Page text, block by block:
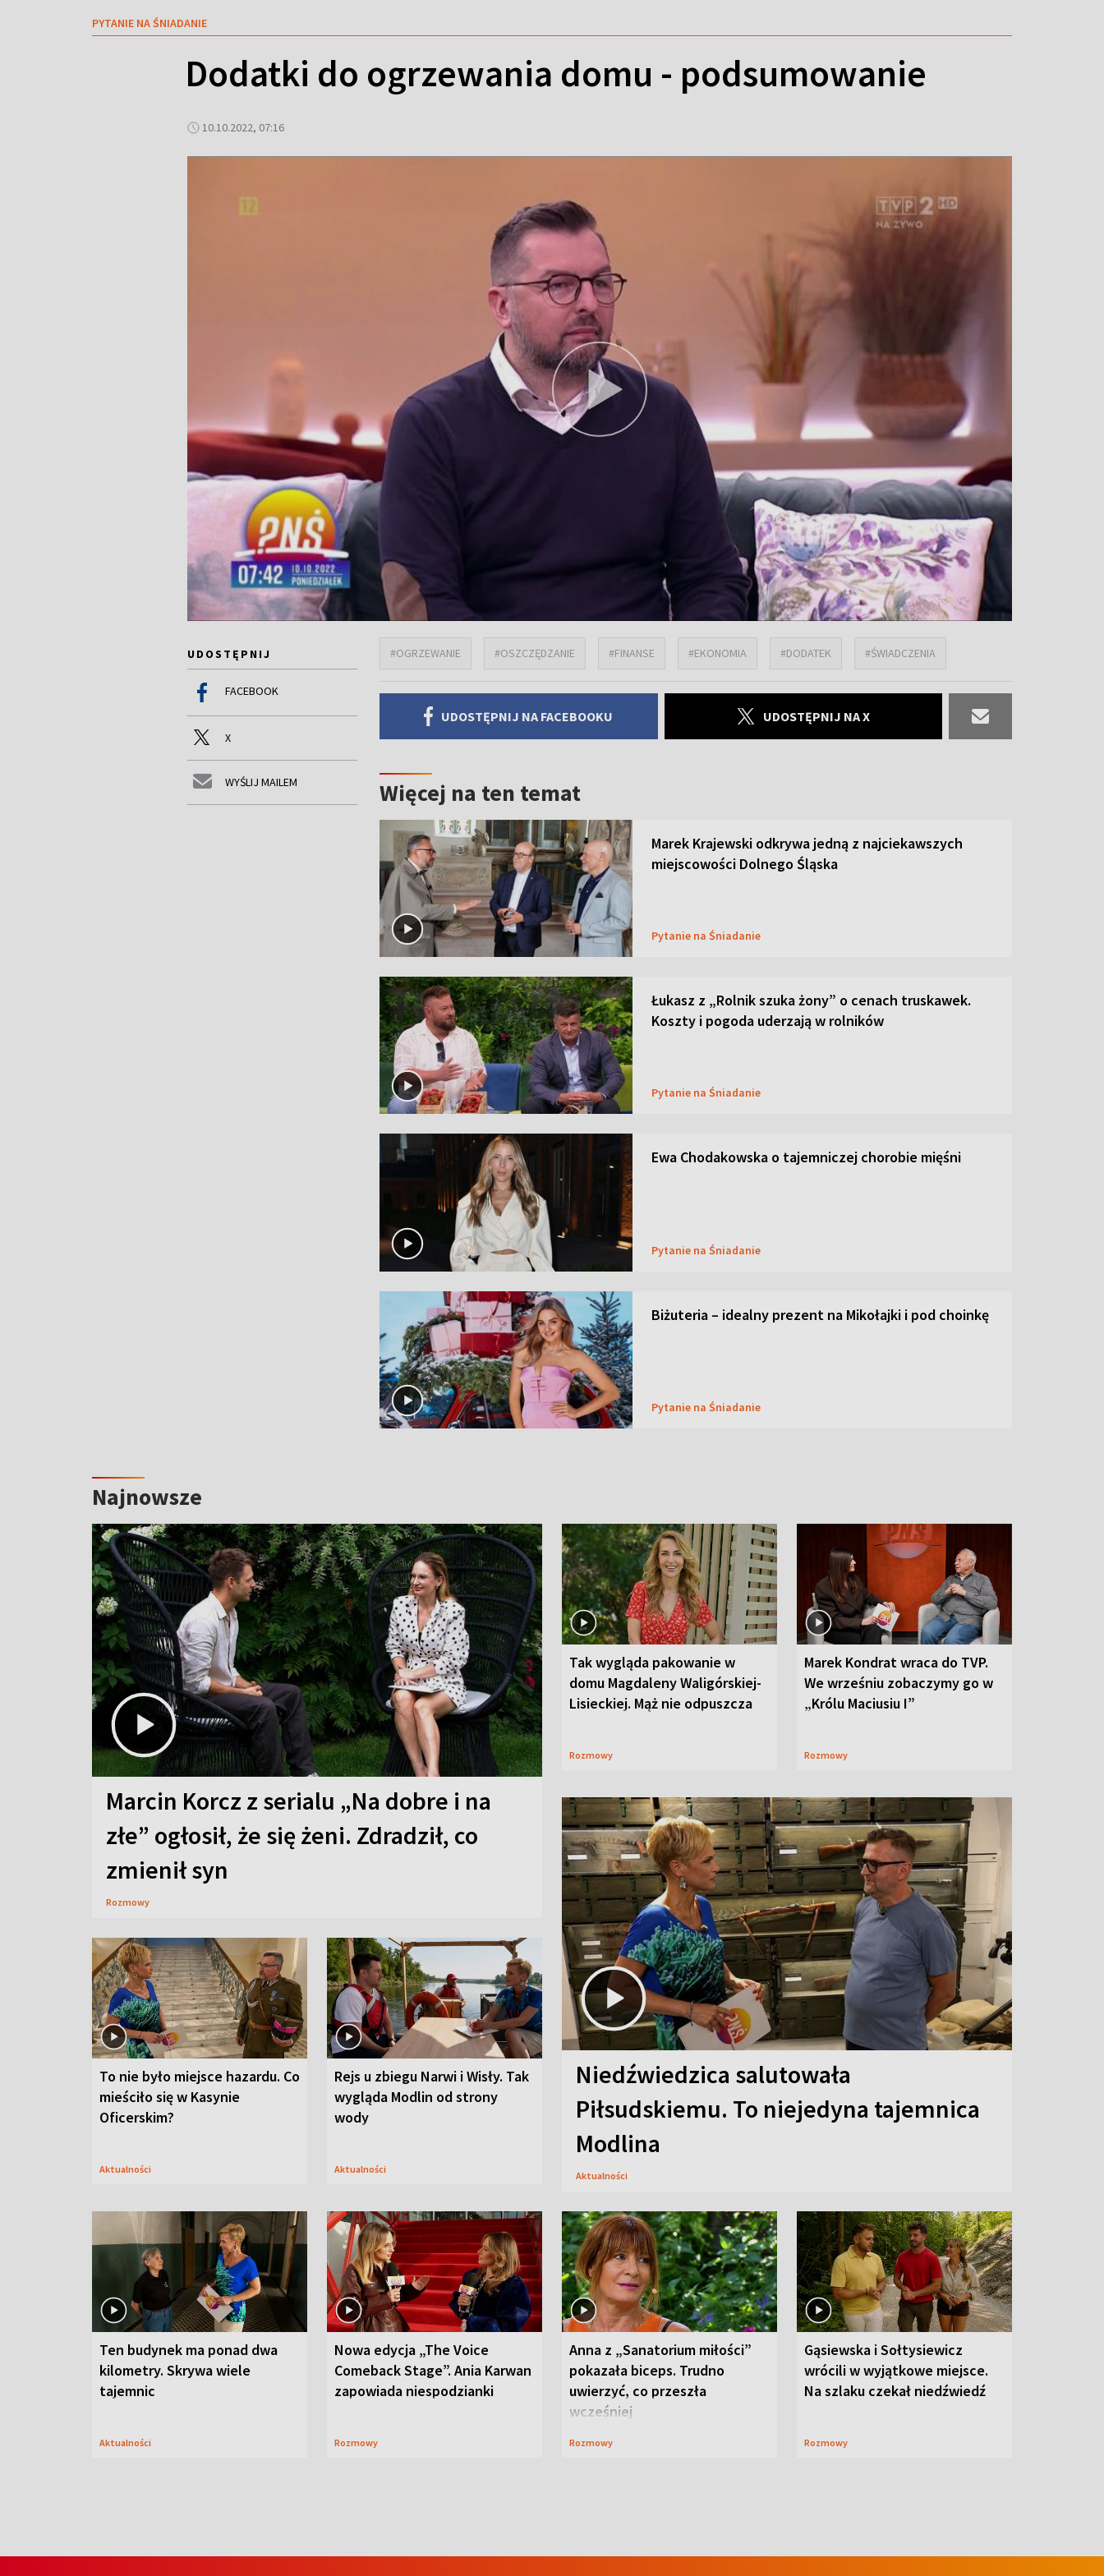
PYTANIE NA ŚNIADANIE
Dodatki do ogrzewania domu - podsumowanie
10.10.2022, 07:16
UDOSTĘPNIJ
FACEBOOK
X
WYŚLIJ MAILEM
#OGRZEWANIE #OSZCZĘDZANIE #FINANSE #EKONOMIA #DODATEK #ŚWIADCZENIA
UDOSTĘPNIJ NA FACEBOOKU UDOSTĘPNIJ NA X
Więcej na ten temat
Marek Krajewski odkrywa jedną z najciekawszych
miejscowości Dolnego Śląska
Pytanie na Śniadanie
Łukasz z „Rolnik szuka żony” o cenach truskawek.
Koszty i pogoda uderzają w rolników
Pytanie na Śniadanie
Ewa Chodakowska o tajemniczej chorobie mięśni
Pytanie na Śniadanie
Biżuteria – idealny prezent na Mikołajki i pod choinkę
Pytanie na Śniadanie
Najnowsze
Marcin Korcz z serialu „Na dobre i na
złe” ogłosił, że się żeni. Zdradził, co
zmienił syn
Rozmowy
Tak wygląda pakowanie w
domu Magdaleny Waligórskiej-
Lisieckiej. Mąż nie odpuszcza
Rozmowy
Marek Kondrat wraca do TVP.
We wrześniu zobaczymy go w
„Królu Maciusiu I”
Rozmowy
To nie było miejsce hazardu. Co
mieściło się w Kasynie
Oficerskim?
Aktualności
Rejs u zbiegu Narwi i Wisły. Tak
wygląda Modlin od strony
wody
Aktualności
Niedźwiedzica salutowała
Piłsudskiemu. To niejedyna tajemnica
Modlina
Aktualności
Ten budynek ma ponad dwa
kilometry. Skrywa wiele
tajemnic
Aktualności
Nowa edycja „The Voice
Comeback Stage”. Ania Karwan
zapowiada niespodzianki
Rozmowy
Anna z „Sanatorium miłości”
pokazała biceps. Trudno
uwierzyć, co przeszła
wcześniej
Rozmowy
Gąsiewska i Sołtysiewicz
wrócili w wyjątkowe miejsce.
Na szlaku czekał niedźwiedź
Rozmowy